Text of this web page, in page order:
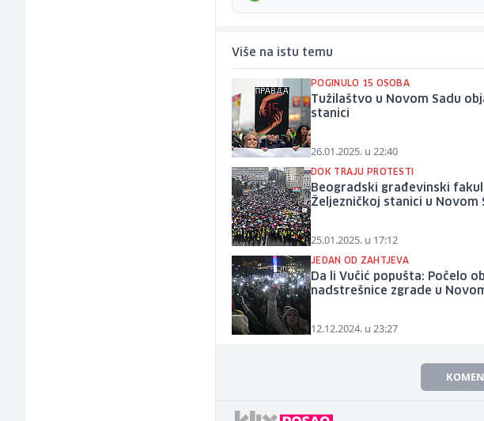
Više na istu temu
POGINULO 15 OSOBA
Tužilaštvo u Novom Sadu
stanici
26.01.2025. u 22:40
DOK TRAJU PROTESTI
Beogradski građevinski
Željezničkoj stanici u Novom
25.01.2025. u 17:12
JEDAN OD ZAHTJEVA
Da li Vučić popušta: Počelo
nadstrešnice zgrade u
12.12.2024. u 23:27